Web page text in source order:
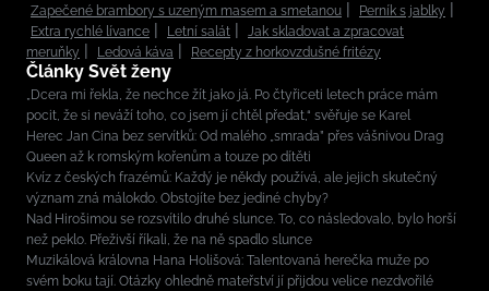
Zapečené brambory s uzeným masem a smetanou
Perník s jablky
Extra rychlé lívance
Letní salát
Jak skladovat a zpracovat
meruňky
Ledová káva Recepty z horkovzdušné fritézy
Články Svět ženy
„Dcera mi řekla, že nechce žít jako já. Po čtyřiceti letech práce mám
pocit, že si neváží toho, co jsem jí chtěl předat,“ svěřuje se Karel
Herec Jan Cina bez servítků: Od malého „smrada” přes vášnivou Drag
Queen až k romským kořenům a touze po dítěti
Kvíz z českých frazémů: Každý je někdy používá, ale jejich skutečný
význam zná málokdo. Obstojíte bez jediné chyby?
Nad Hirošimou se rozsvítilo druhé slunce. To, co následovalo, bylo horší
než peklo. Přeživší říkali, že na ně spadlo slunce
Muzikálová královna Hana Holišová: Talentovaná herečka muže po
svém boku tají. Otázky ohledně mateřství jí přijdou velice nezdvořilé